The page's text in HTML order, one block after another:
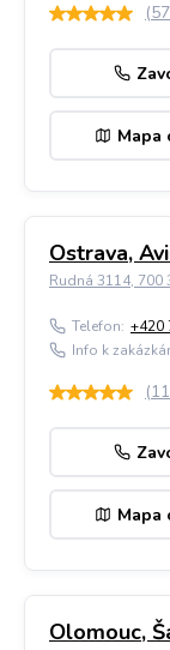
(
Mapa
Ostrava,
Rudná 3114,
Telefon: +420
Info k
(
Mapa
Olomouc,